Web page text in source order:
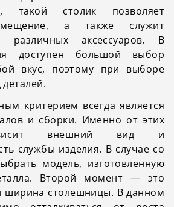
такой столик позволяет
а также служит
различных аксессуаров. В
доступен большой выбор
вкус, поэтому при выборе
критерием всегда является
и сборки. Именно от этих
внешний вид и
службы изделия. В случае со
модель, изготовленную
Второй момент — это
ширина столешницы. В данном